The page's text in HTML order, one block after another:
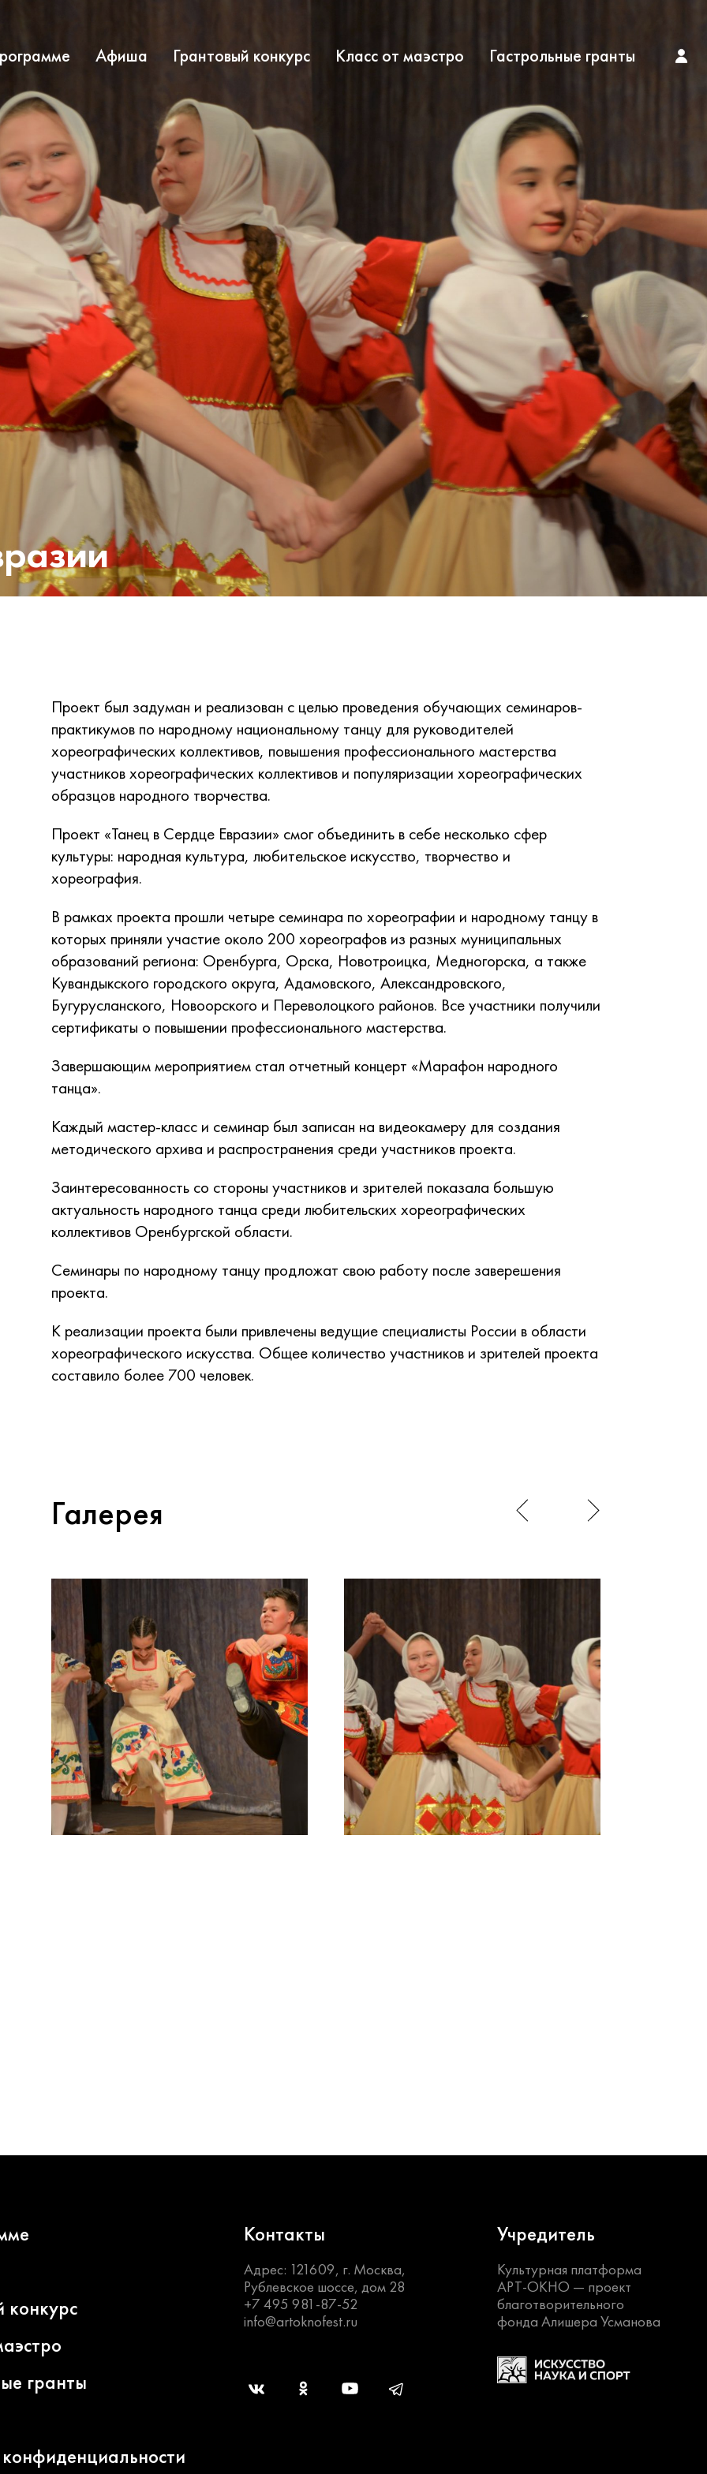
Афиша Грантовый конкурс Класс от маэстро Гастрольные гранты
Проект был задуман и реализован с целью проведения обучающих семинаров-
практикумов по народному национальному танцу для руководителей
хореографических коллективов, повышения профессионального мастерства
участников хореографических коллективов и популяризации хореографических
образцов народного творчества.
Проект «Танец в Сердце Евразии» смог объединить в себе несколько сфер
культуры: народная культура, любительское искусство, творчество и
хореография.
В рамках проекта прошли четыре семинара по хореографии и народному танцу в
которых приняли участие около 200 хореографов из разных муниципальных
образований региона: Оренбурга, Орска, Новотроицка, Медногорска, а также
Кувандыкского городского округа, Адамовского, Александровского,
Бугурусланского, Новоорского и Переволоцкого районов. Все участники получили
сертификаты о повышении профессионального мастерства.
Завершающим мероприятием стал отчетный концерт «Марафон народного
танца».
Каждый мастер-класс и семинар был записан на видеокамеру для создания
методического архива и распространения среди участников проекта.
Заинтересованность со стороны участников и зрителей показала большую
актуальность народного танца среди любительских хореографических
коллективов Оренбургской области.
Семинары по народному танцу продложат свою работу после заверешения
проекта.
К реализации проекта были привлечены ведущие специалисты России в области
хореографического искусства. Общее количество участников и зрителей проекта
составило более 700 человек.
Галерея
конкурс
гранты
Контакты
Адрес: 121609, г. Москва,
Рублевское шоссе, дом 28
+7 495 981-87-52
info@artoknofest.ru
Учредитель
Культурная платформа
АРТ-ОКНО — проект
благотворительного
фонда Алишера Усманова